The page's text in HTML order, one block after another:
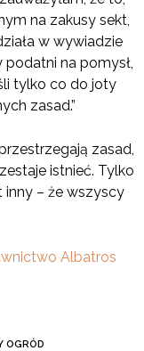
na zakusy sekt,
w wywiadzie
na pomysł,
tylko co do joty
zasad.”
zasad,
istnieć. Tylko
inny – że wszyscy
Albatros
OGRÓD